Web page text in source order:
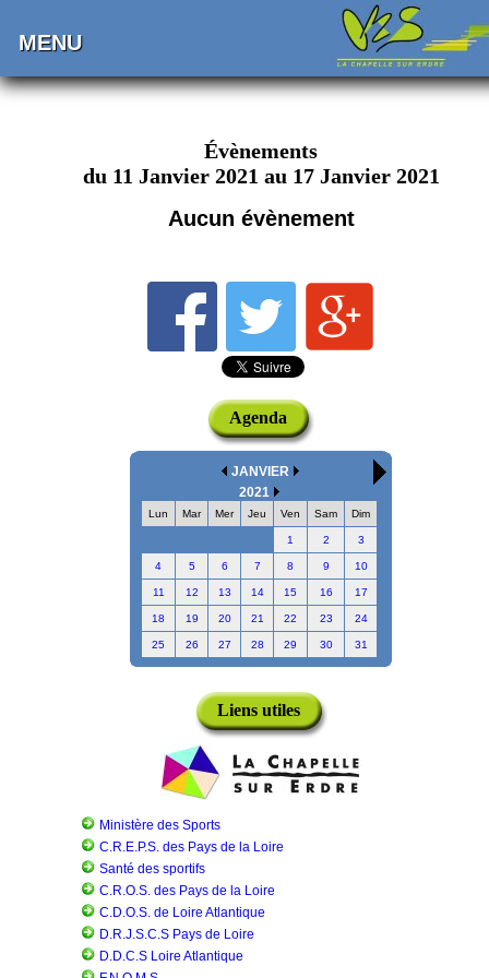
MENU
Évènements
du 11 Janvier 2021 au 17 Janvier 2021
Aucun évènement
Agenda
JANVIER
2021
Lun Mar Mer Jeu Ven Sam Dim
1 2 3
4 5 6 7 8 9 10
11 12 13 14 15 16 17
18 19 20 21 22 23 24
25 26 27 28 29 30 31
Liens utiles
Ministère des Sports
C.R.E.P.S. des Pays de la Loire
Santé des sportifs
C.R.O.S. des Pays de la Loire
C.D.O.S. de Loire Atlantique
D.R.J.S.C.S Pays de Loire
D.D.C.S Loire Atlantique